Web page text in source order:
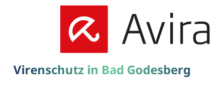
Virenschutz in Bad Godesberg